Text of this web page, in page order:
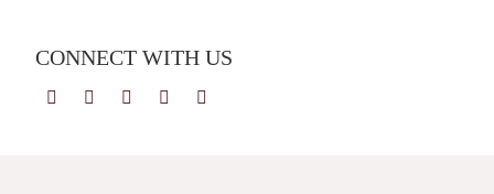
CONNECT WITH US